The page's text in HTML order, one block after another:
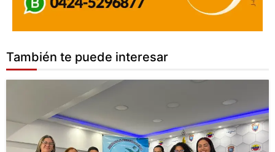
También te puede interesar